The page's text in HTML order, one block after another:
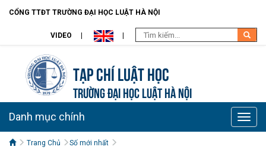
CỔNG TTĐT TRƯỜNG ĐẠI HỌC LUẬT HÀ NỘI
VIDEO
Tạp chí Luật học
TRƯỜNG ĐẠI HỌC LUẬT HÀ NỘI
Toggle
Danh mục chính
Trang Chủ Số mới nhất